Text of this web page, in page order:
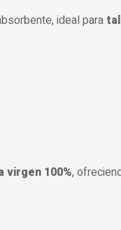
ideal para
virgen 100%,